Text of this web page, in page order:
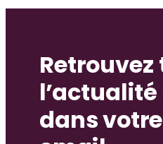
Retrouvez
dans